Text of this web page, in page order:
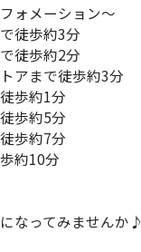
ォメーション～
徒歩約3分
徒歩約2分
アまで徒歩約3分
歩約1分
歩約5分
歩約7分
約10分
なってみませんか♪